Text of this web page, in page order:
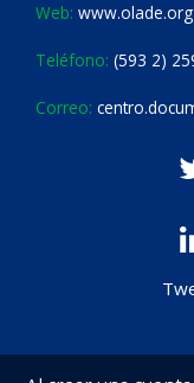
Web: www.olade.org
Teléfono: (593 2)
Correo: